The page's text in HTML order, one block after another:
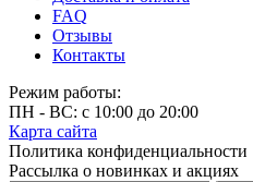
FAQ
Отзывы
Контакты
Режим работы:
ПН - ВС: с 10:00 до 20:00
Карта сайта
Политика конфиденциальности
Рассылка о новинках и акциях